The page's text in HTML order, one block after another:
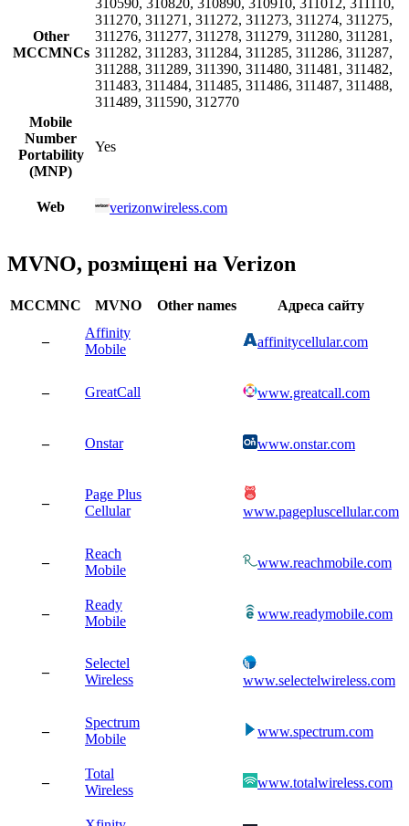
Other
MCCMNCs
310590, 310820, 310890, 310910, 311012, 311110,
311270, 311271, 311272, 311273, 311274, 311275,
311276, 311277, 311278, 311279, 311280, 311281,
311282, 311283, 311284, 311285, 311286, 311287,
311288, 311289, 311390, 311480, 311481, 311482,
311483, 311484, 311485, 311486, 311487, 311488,
311489, 311590, 312770
Mobile
Number
Portability
(MNP)
Yes
Web verizonwireless.com
MVNO, розміщені на Verizon
MCCMNC MVNO Other names Адреса сайту
–
Affinity
Mobile
affinitycellular.com
– GreatCall www.greatcall.com
– Onstar www.onstar.com
–
Page Plus
Cellular
www.pagepluscellular.com
–
Reach
Mobile
www.reachmobile.com
–
Ready
Mobile
www.readymobile.com
–
Selectel
Wireless
www.selectelwireless.com
–
Spectrum
Mobile
www.spectrum.com
–
Total
Wireless
www.totalwireless.com